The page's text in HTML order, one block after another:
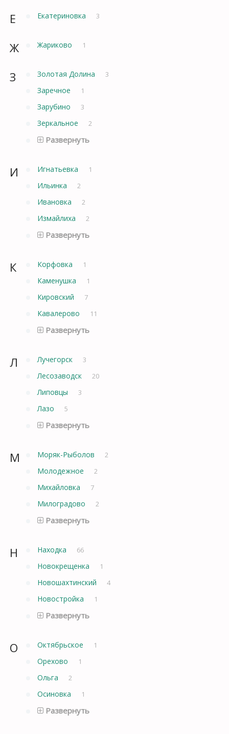
Е Екатериновка 3
Ж Жариково 1
З Золотая Долина 3
Заречное 1
Зарубино 3
Зеркальное 2
Развернуть
И Игнатьевка 1
Ильинка 2
Ивановка 2
Измайлиха 2
Развернуть
К Корфовка 1
Каменушка 1
Кировский 7
Кавалерово 11
Развернуть
Л Лучегорск 3
Лесозаводск 20
Липовцы 3
Лазо 5
Развернуть
М Моряк-Рыболов 2
Молодежное 2
Михайловка 7
Милоградово 2
Развернуть
Н Находка 66
Новокрещенка 1
Новошахтинский 4
Новостройка 1
Развернуть
О Октябрьское 1
Орехово 1
Ольга 2
Осиновка 1
Развернуть